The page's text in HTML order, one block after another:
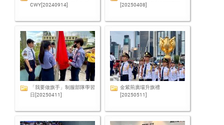
CWY[20240914]
[20250408]
「我要做旗手」制服部隊學習
日[20250411]
金紫荊廣場升旗禮
[20250511]